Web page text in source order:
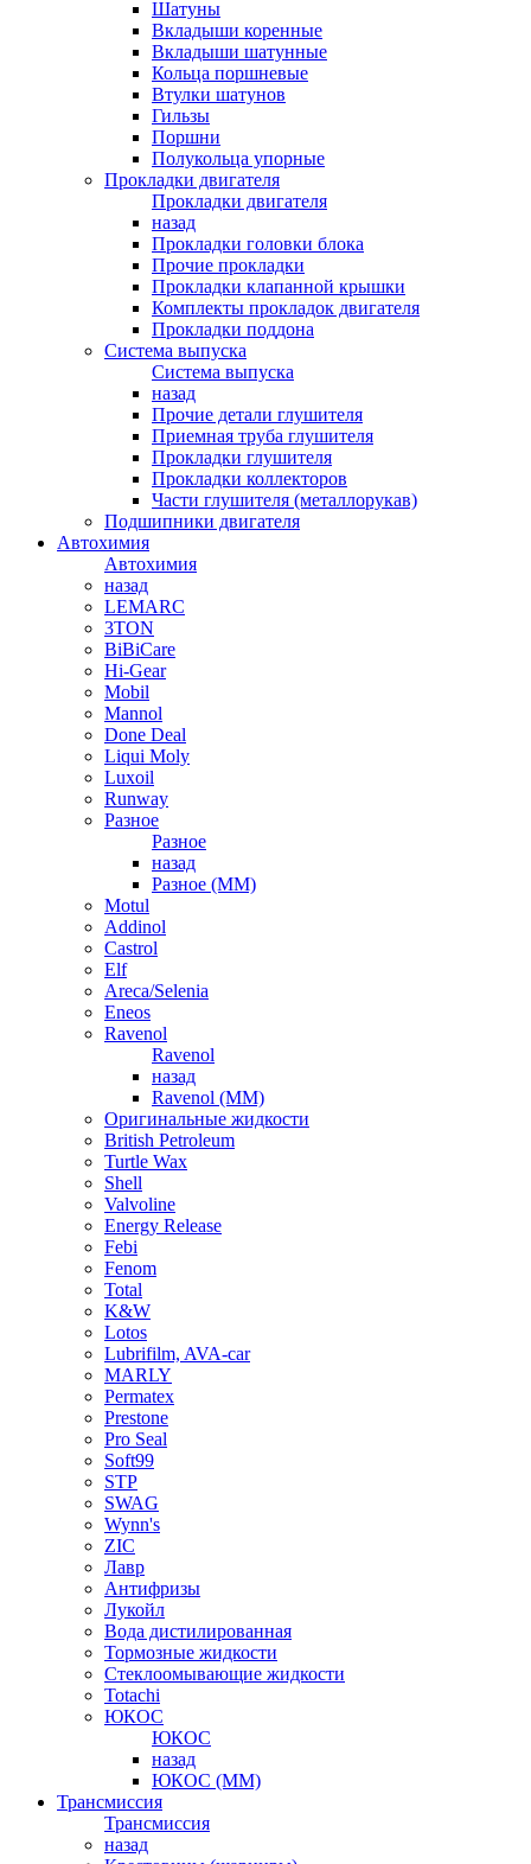
Шатуны
Вкладыши коренные
Вкладыши шатунные
Кольца поршневые
Втулки шатунов
Гильзы
Поршни
Полукольца упорные
Прокладки двигателя
Прокладки двигателя
назад
Прокладки головки блока
Прочие прокладки
Прокладки клапанной крышки
Комплекты прокладок двигателя
Прокладки поддона
Система выпуска
Система выпуска
назад
Прочие детали глушителя
Приемная труба глушителя
Прокладки глушителя
Прокладки коллекторов
Части глушителя (металлорукав)
Подшипники двигателя
Автохимия
Автохимия
назад
LEMARC
3TON
BiBiCare
Hi-Gear
Mobil
Mannol
Done Deal
Liqui Moly
Luxoil
Runway
Разное
Разное
назад
Разное (ММ)
Motul
Addinol
Castrol
Elf
Areca/Selenia
Eneos
Ravenol
Ravenol
назад
Ravenol (ММ)
Оригинальные жидкости
British Petroleum
Turtle Wax
Shell
Valvoline
Energy Release
Febi
Fenom
Total
K&W
Lotos
Lubrifilm, AVA-car
MARLY
Permatex
Prestone
Pro Seal
Soft99
STP
SWAG
Wynn's
ZIC
Лавр
Антифризы
Лукойл
Вода дистилированная
Тормозные жидкости
Стеклоомывающие жидкости
Totachi
ЮКОС
ЮКОС
назад
ЮКОС (ММ)
Трансмиссия
Трансмиссия
назад